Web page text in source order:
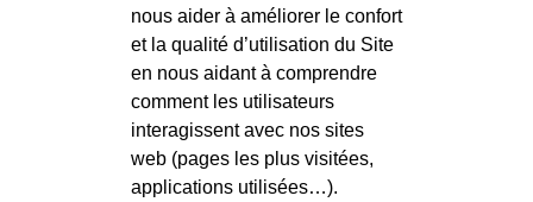
nous aider à améliorer le confort
et la qualité d’utilisation du Site
en nous aidant à comprendre
comment les utilisateurs
interagissent avec nos sites
web (pages les plus visitées,
applications utilisées…).